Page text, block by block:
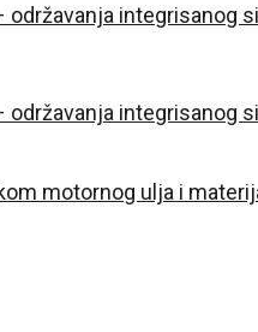
održavanja integrisanog
održavanja integrisanog
motornog ulja i